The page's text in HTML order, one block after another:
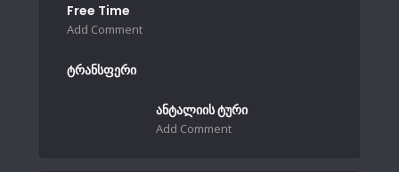
Free Time
Add Comment
ტრანსფერი
ანტალიის ტური
Add Comment